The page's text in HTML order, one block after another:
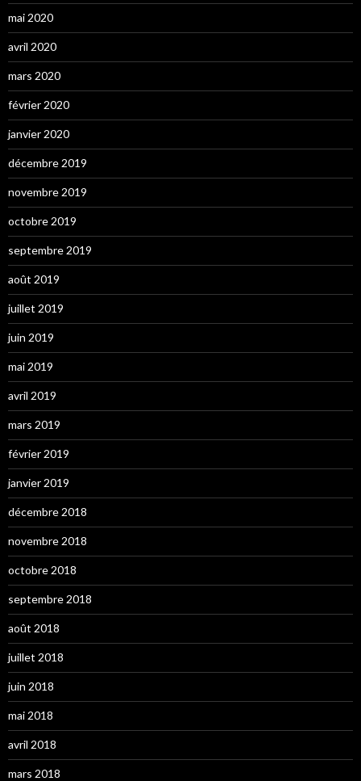
mai 2020
avril 2020
mars 2020
février 2020
janvier 2020
décembre 2019
novembre 2019
octobre 2019
septembre 2019
août 2019
juillet 2019
juin 2019
mai 2019
avril 2019
mars 2019
février 2019
janvier 2019
décembre 2018
novembre 2018
octobre 2018
septembre 2018
août 2018
juillet 2018
juin 2018
mai 2018
avril 2018
mars 2018